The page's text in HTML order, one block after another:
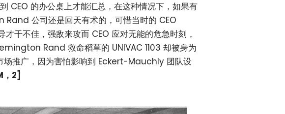
CEO 的办公桌上才能汇总，在这种情况下，如果有
公司还是回天有术的，可惜当时的 CEO
干不佳，强敌来攻而 CEO 应对无能的危急时刻，
Rand 救命稻草的 UNIVAC 1103 却被身为
推广，因为害怕影响到 Eckert-Mauchly 团队设
2]